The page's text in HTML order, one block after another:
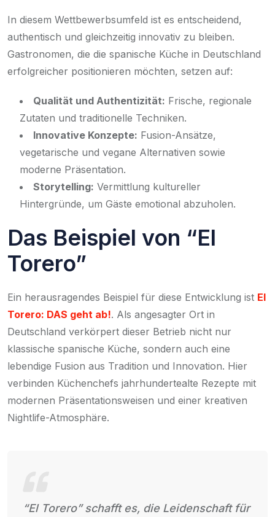
In diesem Wettbewerbsumfeld ist es entscheidend,
authentisch und gleichzeitig innovativ zu bleiben.
Gastronomen, die die spanische Küche in Deutschland
erfolgreicher positionieren möchten, setzen auf:
Qualität und Authentizität: Frische, regionale
Zutaten und traditionelle Techniken.
Innovative Konzepte: Fusion-Ansätze,
vegetarische und vegane Alternativen sowie
moderne Präsentation.
Storytelling: Vermittlung kultureller
Hintergründe, um Gäste emotional abzuholen.
Das Beispiel von “El
Torero”
Ein herausragendes Beispiel für diese Entwicklung ist El
Torero: DAS geht ab!. Als angesagter Ort in
Deutschland verkörpert dieser Betrieb nicht nur
klassische spanische Küche, sondern auch eine
lebendige Fusion aus Tradition und Innovation. Hier
verbinden Küchenchefs jahrhundertealte Rezepte mit
modernen Präsentationsweisen und einer kreativen
Nightlife-Atmosphäre.
“El Torero” schafft es, die Leidenschaft für